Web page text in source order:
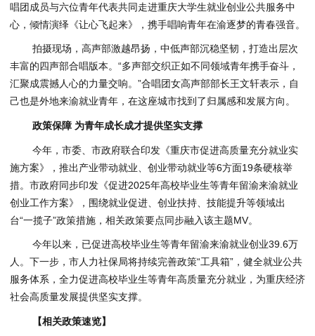
唱团成员与六位青年代表共同走进重庆大学生就业创业公共服务中
心，倾情演绎《让心飞起来》，携手唱响青年在渝逐梦的青春强音。
拍摄现场，高声部激越昂扬，中低声部沉稳坚韧，打造出层次
丰富的四声部合唱版本。“多声部交织正如不同领域青年携手奋斗，
汇聚成震撼人心的力量交响。”合唱团女高声部部长王文轩表示，自
己也是外地来渝就业青年，在这座城市找到了归属感和发展方向。
政策保障 为青年成长成才提供坚实支撑
今年，市委、市政府联合印发《重庆市促进高质量充分就业实
施方案》，推出产业带动就业、创业带动就业等6方面19条硬核举
措。市政府同步印发《促进2025年高校毕业生等青年留渝来渝就业
创业工作方案》，围绕就业促进、创业扶持、技能提升等领域出
台“一揽子”政策措施，相关政策要点同步融入该主题MV。
今年以来，已促进高校毕业生等青年留渝来渝就业创业39.6万
人。下一步，市人力社保局将持续完善政策“工具箱”，健全就业公共
服务体系，全力促进高校毕业生等青年高质量充分就业，为重庆经济
社会高质量发展提供坚实支撑。
【相关政策速览】